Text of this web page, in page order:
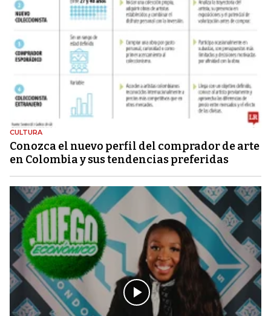
CULTURA
Conozca el nuevo perfil del comprador de arte
en Colombia y sus tendencias preferidas